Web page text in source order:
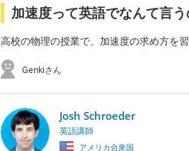
加速度って英語でなんて言う
高校の物理の授業で、加速度の求め方を習
Genkiさん
Josh Schroeder
英語講師
アメリカ合衆国